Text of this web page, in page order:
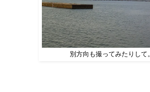
別方向も撮ってみたりして。